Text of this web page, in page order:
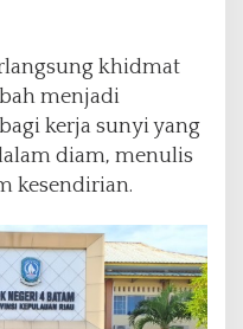
khidmat
menjadi
kerja sunyi yang
diam, menulis
kesendirian.